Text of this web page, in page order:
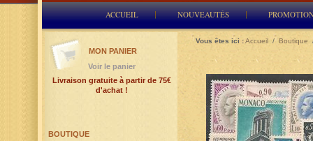
ACCUEIL NOUVEAUTÉS
Vous êtes ici :Accueil / Boutique
BOUTIQUE
MON PANIER
Voir le panier
Livraison gratuite à partir de 75€
d'achat !